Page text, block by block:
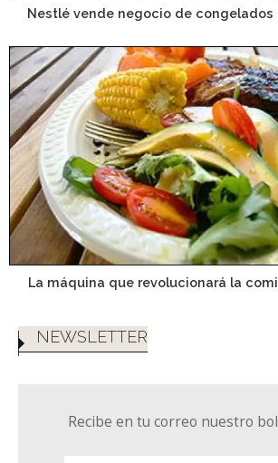
Nestlé vende negocio de congelados
La máquina que revolucionará la
NEWSLETTER
Recibe en tu correo nuestro